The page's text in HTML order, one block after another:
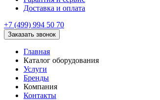
Доставка и оплата
+7 (499) 994 50 70
Заказать звонок
Главная
Каталог оборудования
Услуги
Бренды
Компания
Контакты